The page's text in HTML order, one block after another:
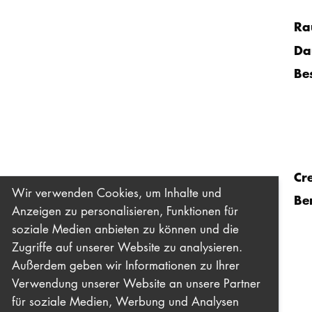
Wir verwenden Cookies, um Inhalte und
Anzeigen zu personalisieren, Funktionen für
soziale Medien anbieten zu können und die
Zugriffe auf unserer Website zu analysieren.
Außerdem geben wir Informationen zu Ihrer
Verwendung unserer Website an unsere Partner
für soziale Medien, Werbung und Analysen